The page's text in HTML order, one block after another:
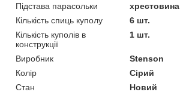
Підстава парасольки
хрестовина
Кількість спиць куполу
6 шт.
Кількість куполів в
конструкції
1 шт.
Виробник
Stenson
Колір
Сірий
Стан
Новий